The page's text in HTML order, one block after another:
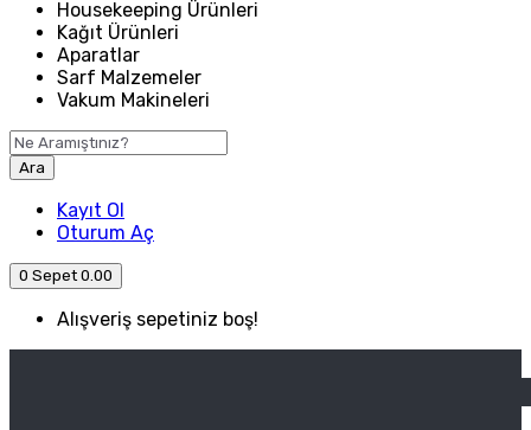
Housekeeping Ürünleri
Kağıt Ürünleri
Aparatlar
Sarf Malzemeler
Vakum Makineleri
Ara
Kayıt Ol
Oturum Aç
0 Sepet 0.00
Alışveriş sepetiniz boş!